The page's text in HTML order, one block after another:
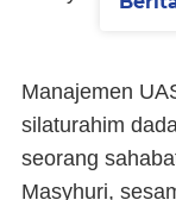
Manajemen
silaturahim
seorang
Masyhuri,